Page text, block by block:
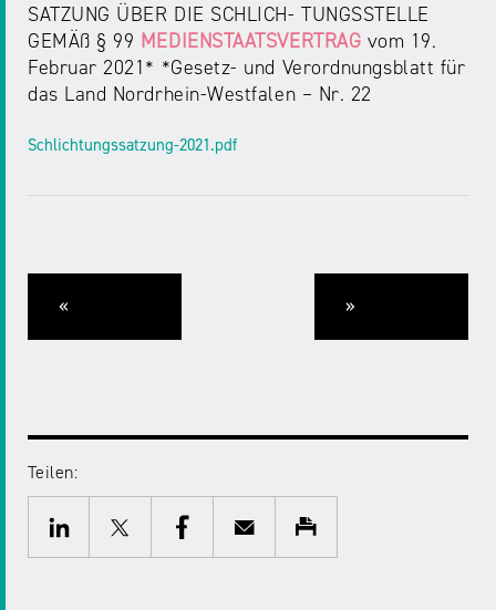
SATZUNG ÜBER DIE SCHLICH- TUNGSSTELLE
GEMÄß § 99 MEDIENSTAATSVERTRAG vom 19.
Februar 2021* *Gesetz- und Verordnungsblatt für
das Land Nordrhein-Westfalen – Nr. 22
Schlichtungssatzung-2021.pdf
« »
Teilen:
Twitter Facebook